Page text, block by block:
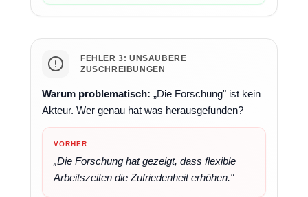
FEHLER 3: UNSAUBERE
ZUSCHREIBUNGEN
Warum problematisch: „Die Forschung" ist kein
Akteur. Wer genau hat was herausgefunden?
VORHER
„Die Forschung hat gezeigt, dass flexible
Arbeitszeiten die Zufriedenheit erhöhen."